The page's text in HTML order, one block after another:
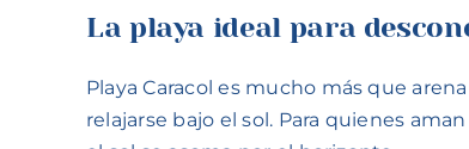
La playa ideal para
Playa Caracol es mucho más que
relajarse bajo el sol. Para quienes